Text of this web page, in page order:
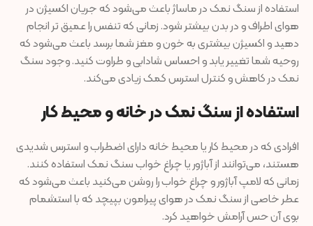
استفاده از سنگ نمک در ماساژ باعث می‌شود که جریان اکسیژن در
هوای اطراف و در بدن بیشتر شود. زمانی که تنفس را عمیق تر انجام
دهید و اکسیژن بیشتری به خون و مغز شما برسد باعث می‌شود که
روحیه شما تغییر یابد و احساس شادابی و طراوت کنید. وجود سنگ
نمک در کاهش و کنترل استرس کمک زیادی می‌کند.
استفاده از سنگ نمک در خانه و محیط کار
افرادی که در محیط کار یا محیط خانه دارای اضطراب و استرس شدیدی
هستند، می‌توانند از آباژور یا چراغ خواب سنگ نمک استفاده کنند.
زمانی که لامپ آباژور و چراغ خواب را روشن می‌کنید باعث می‌شود که
عطر خاصی از سنگ نمک در هوای پیرامون بپیچد که با استشمام
بوی آن حس آرامش خواهید کرد.